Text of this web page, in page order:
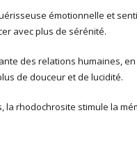
émotionnelle et
avec plus de sérénité.
des relations humaines,
de douceur et de lucidité.
la rhodochrosite stimule la